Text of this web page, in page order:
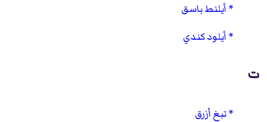
أيلنط باسق
أيلود كندي
ت
تبغ أزرق